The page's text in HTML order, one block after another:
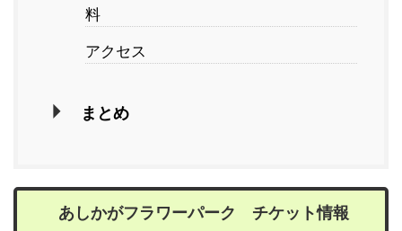
料
アクセス
まとめ
あしかがフラワーパーク チケット情報